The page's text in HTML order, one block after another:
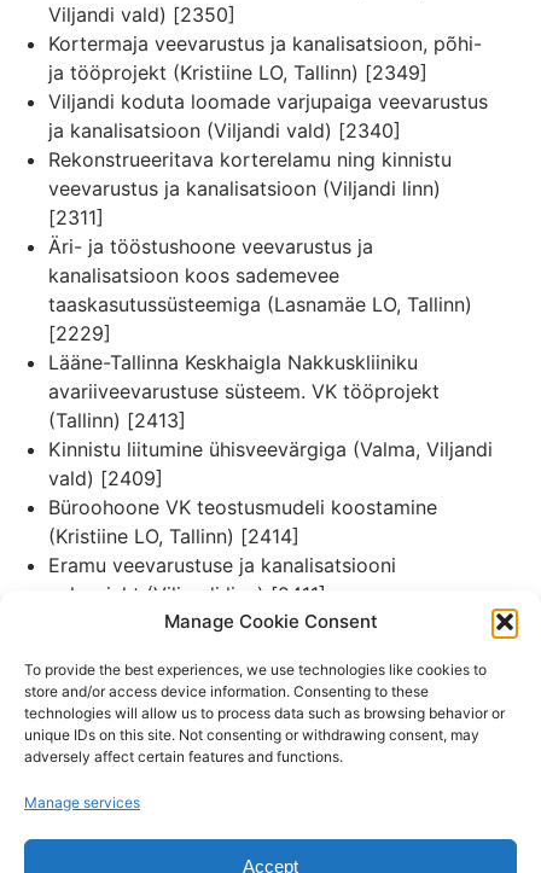
Manage Cookie Consent
To provide the best experiences, we use technologies like cookies to
store and/or access device information. Consenting to these
technologies will allow us to process data such as browsing behavior or
unique IDs on this site. Not consenting or withdrawing consent, may
adversely affect certain features and functions.
Manage services
Accept
Viljandi vald) [2350]
Kortermaja veevarustus ja kanalisatsioon, põhi-
ja tööprojekt (Kristiine LO, Tallinn) [2349]
Viljandi koduta loomade varjupaiga veevarustus
ja kanalisatsioon (Viljandi vald) [2340]
Rekonstrueeritava korterelamu ning kinnistu
veevarustus ja kanalisatsioon (Viljandi linn)
[2311]
Äri- ja tööstushoone veevarustus ja
kanalisatsioon koos sademevee
taaskasutussüsteemiga (Lasnamäe LO, Tallinn)
[2229]
Lääne-Tallinna Keskhaigla Nakkuskliiniku
avariiveevarustuse süsteem. VK tööprojekt
(Tallinn) [2413]
Kinnistu liitumine ühisveevärgiga (Valma, Viljandi
vald) [2409]
Büroohoone VK teostusmudeli koostamine
(Kristiine LO, Tallinn) [2414]
Eramu veevarustuse ja kanalisatsiooni
eelprojekt (Viljandi linn) [2411]
Arendusala välisveevarustuse ja kanalisatsiooni
Pärnu KHK Õppehoone rekonstrueerimise VK
tööprojekt (Pärnu linn) [2401]
Eramu veevarustus ja kanalisatsioon (s.h.
kinnistuvõrgud) (Haabneeme, Viimsi vald)
[2344]